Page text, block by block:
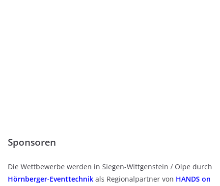
Sponsoren
Die Wettbewerbe werden in Siegen-Wittgenstein / Olpe durch
Hörnberger-Eventtechnik als Regionalpartner von HANDS on